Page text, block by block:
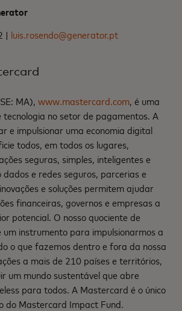
| luis.rosendo@generator.pt
MA),www.mastercard.com, é uma
no setor de pagamentos. A
e impulsionar uma economia digital
todos, em todos os lugares,
seguras, simples, inteligentes e
dados e redes seguros, parcerias e
e soluções permitem ajudar
financeiras, governos e empresas a
potencial. O nosso quociente de
um instrumento para impulsionarmos a
o que fazemos dentro e fora da nossa
a mais de 210 países e territórios,
um mundo sustentável que abre
para todos. A Mastercard é o único
do Mastercard Impact Fund.